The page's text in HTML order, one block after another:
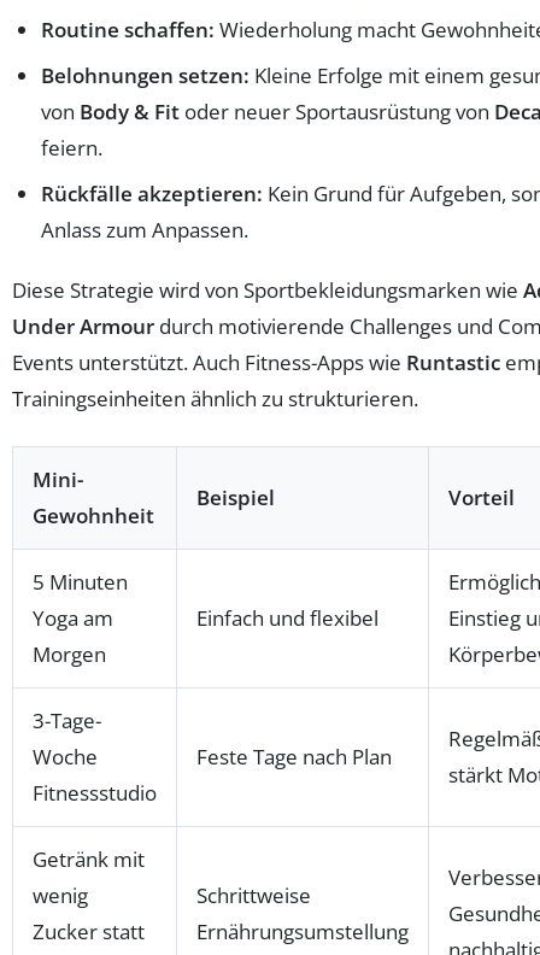
Routine schaffen: Wiederholung macht
Belohnungen setzen: Kleine Erfolge mit einem
von Body & Fit oder neuer Sportausrüstung von
feiern.
Rückfälle akzeptieren: Kein Grund für Aufgeben,
Anlass zum Anpassen.
Diese Strategie wird von Sportbekleidungsmarken wie
Under Armour durch motivierende Challenges und
Events unterstützt. Auch Fitness-Apps wie Runtastic
Trainingseinheiten ähnlich zu strukturieren.
Mini-
Gewohnheit
Beispiel Vorteil
5 Minuten
Yoga am
Morgen
Einfach und flexibel
Einstieg
3-Tage-
Woche
Fitnessstudio
Feste Tage nach Plan
stärkt
Getränk mit
wenig
Zucker statt
Schrittweise
Ernährungsumstellung